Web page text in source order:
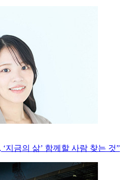
‘지금의 삶’ 함께할 사람 찾는 것”